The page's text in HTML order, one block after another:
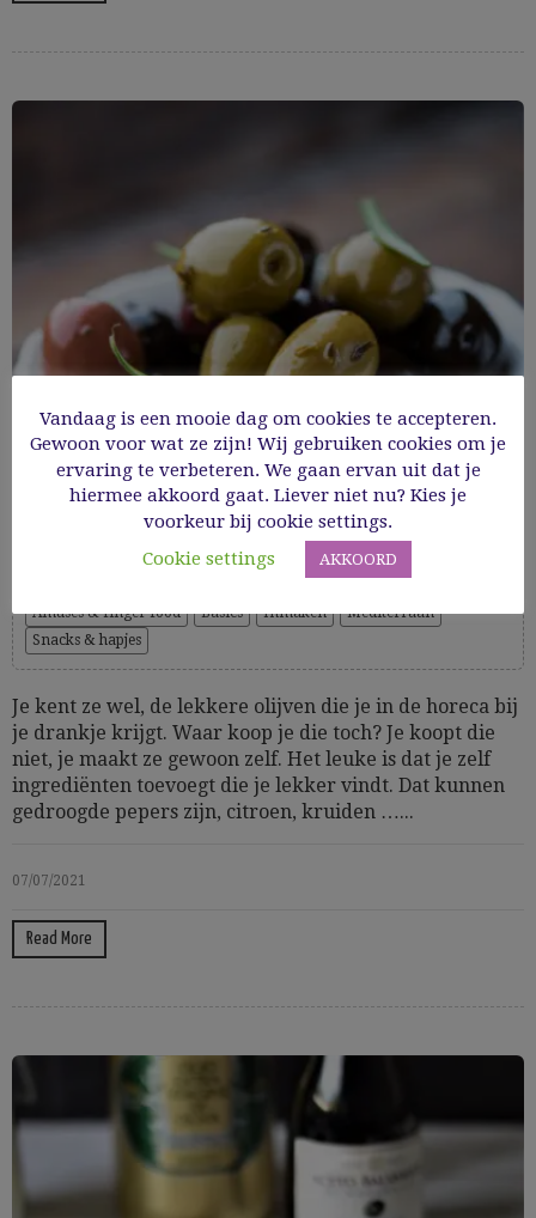
Gemarineerde olijven
Amuses & finger food
Basics Inmaken
Mediterraan
Snacks & hapjes
Je kent ze wel, de lekkere olijven die je in de horeca bij
je drankje krijgt. Waar koop je die toch? Je koopt die
niet, je maakt ze gewoon zelf. Het leuke is dat je zelf
ingrediënten toevoegt die je lekker vindt. Dat kunnen
gedroogde pepers zijn, citroen, kruiden …...
07/07/2021
Read More
Vandaag is een mooie dag om cookies te accepteren.
Gewoon voor wat ze zijn! Wij gebruiken cookies om je
ervaring te verbeteren. We gaan ervan uit dat je
hiermee akkoord gaat. Liever niet nu? Kies je
voorkeur bij cookie settings.
Cookie settings
AKKOORD